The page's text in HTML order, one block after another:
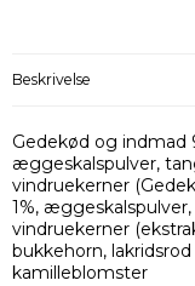
Beskrivelse
Gedekød og indmad
æggeskalspulver,
vindruekerner
1%,
vindruekerner
bukkehorn,
kamilleblomster